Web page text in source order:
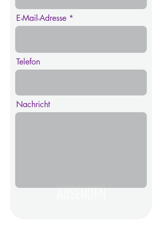
E-Mail-Adresse
Telefon
Nachricht
ABSENDEN